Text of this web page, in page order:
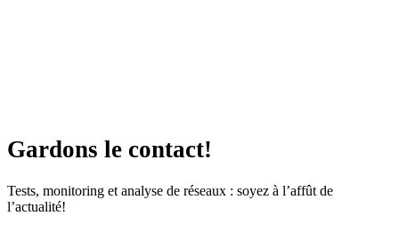
Gardons le contact!
Tests, monitoring et analyse de réseaux : soyez à l’affût de
l’actualité!